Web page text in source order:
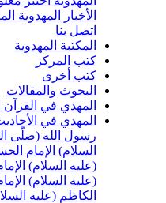
المهدويةالمسابقات
المهدوية
والمقالات
في القرآن الكريم
في الأحاديث
الله (صلّى الله عليه وآله)
الإمام الحسن (عليه
الإمام السجاد
الإمام الصادق
(عليه السلام) الإمام